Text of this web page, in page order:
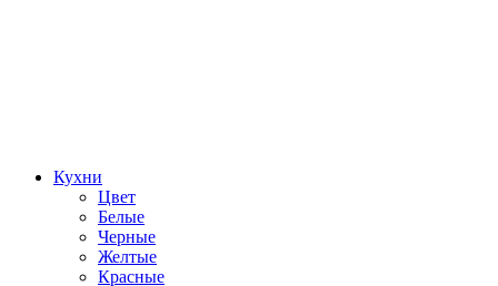
Кухни
Цвет
Белые
Черные
Желтые
Красные